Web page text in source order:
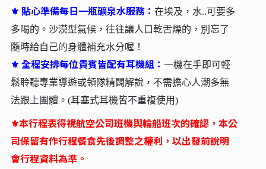
⚜ 貼心準備每日一瓶礦泉水服務： 在埃及，水..可要多
多喝的。沙漠型氣候，往往讓人口乾舌燥的，別忘了
隨時給自己的身體補充水分喔！
⚜ 全程安排每位貴賓皆配有耳機組： 一機在手即可輕
鬆聆聽專業導遊或領隊精闢解說，不需擔心人潮多無
法跟上團體。(耳塞式耳機皆不重複使用)
⚜本行程表得視航空公司班機與輪船班次的確認，本公
司保留有作行程餐食先後調整之權利，以出發前說明
會行程資料為準。